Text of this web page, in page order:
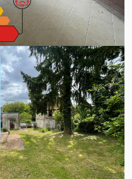
énergétique excessive. : classe
annuelles d'énergie pour
et 7270€. Pour la date de